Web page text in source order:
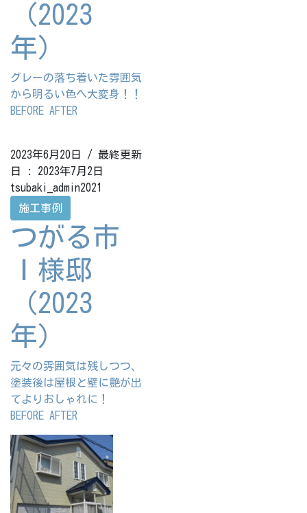
（2023
年）
グレーの落ち着いた雰囲気
から明るい色へ大変身！！
BEFORE AFTER
2023年6月20日
/ 最終更新
日 : 2023年7月2日
tsubaki_admin2021
施工事例
つがる市
Ｉ様邸
（2023
年）
元々の雰囲気は残しつつ、
塗装後は屋根と壁に艶が出
てよりおしゃれに！
BEFORE AFTER